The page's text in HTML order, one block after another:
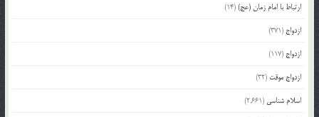
ارتباط با امام زمان (عج)(14)
ازدواج (371)
ازدواج (117)
ازدواج موقت (32)
اسلام شناسی (2,661)